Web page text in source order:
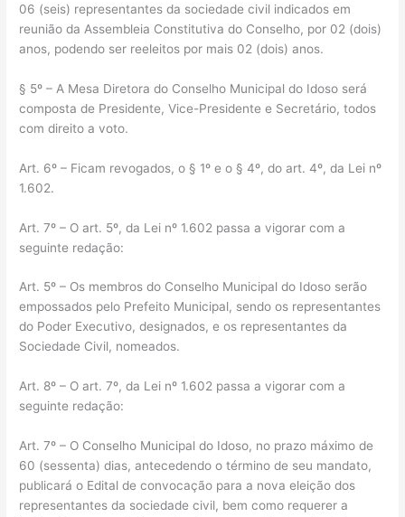
06 (seis) representantes da sociedade civil indicados em
reunião da Assembleia Constitutiva do Conselho, por 02 (dois)
anos, podendo ser reeleitos por mais 02 (dois) anos.
§ 5º – A Mesa Diretora do Conselho Municipal do Idoso será
composta de Presidente, Vice-Presidente e Secretário, todos
com direito a voto.
Art. 6º – Ficam revogados, o § 1º e o § 4º, do art. 4º, da Lei nº
1.602.
Art. 7º – O art. 5º, da Lei nº 1.602 passa a vigorar com a
seguinte redação:
Art. 5º – Os membros do Conselho Municipal do Idoso serão
empossados pelo Prefeito Municipal, sendo os representantes
do Poder Executivo, designados, e os representantes da
Sociedade Civil, nomeados.
Art. 8º – O art. 7º, da Lei nº 1.602 passa a vigorar com a
seguinte redação:
Art. 7º – O Conselho Municipal do Idoso, no prazo máximo de
60 (sessenta) dias, antecedendo o término de seu mandato,
publicará o Edital de convocação para a nova eleição dos
representantes da sociedade civil, bem como requerer a